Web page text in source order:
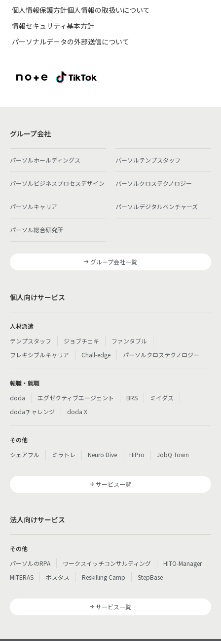
個人情報保護方針個人情報の取扱いについて
情報セキュリティ基本方針
パーソナルデータの外部送信について
グループ会社
パーソルホールディングス パーソルテンプスタッフ
パーソルビジネスプロセスデザイン パーソルクロステクノロジー
パーソルキャリア パーソルデジタルベンチャーズ
パーソル総合研究所
グループ会社一覧
個人向けサービス
人材派遣
テンプスタッフ
ジョブチェキ
ファンタブル
フレキシブルキャリア
Chall-edge パーソルクロステクノロジー
転職・就職
doda
エグゼクティブエージェント BRS
ミイダス
dodaチャレンジ
doda X
その他
シェアフル
ミラトレ Neuro Dive HiPro JobQ Town
サービス一覧
法人向けサービス
その他
パーソルのRPA
ワークスイッチコンサルティング
HITO-Manager
MITERAS
ポスタス Reskilling Camp StepBase
サービス一覧